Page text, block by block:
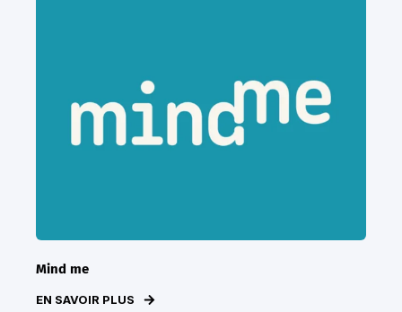
Mind me
EN SAVOIR PLUS